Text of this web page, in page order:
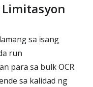
sa isang
run
para sa bulk OCR
sa kalidad ng